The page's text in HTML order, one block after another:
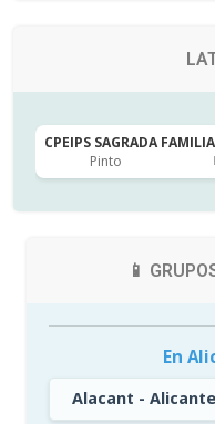
CPEIPS SAGRADA
Pinto
📱
En
Alacant -